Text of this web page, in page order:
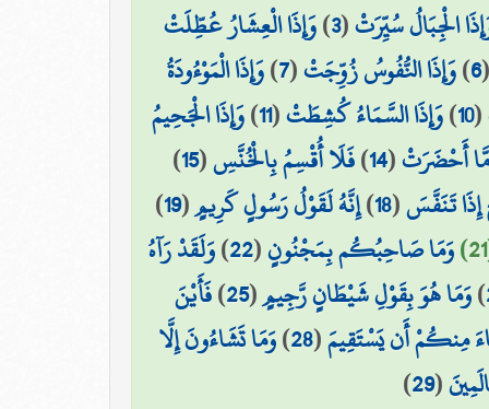
الْجِبَالُ سُيِّرَتْ(
3
)وَإِذَا الْعِشَارُ عُطِّلَتْ
6
)وَإِذَا النُّفُوسُ زُوِّجَتْ(
7
)وَإِذَا الْمَوْءُودَةُ
(
10
)وَإِذَا السَّمَاءُ كُشِطَتْ(
11
)وَإِذَا الْجَحِيمُ
أَحْضَرَتْ(
14
)فَلَا أُقْسِمُ بِالْخُنَّسِ(
15
)
تَنَفَّسَ(
18
)إِنَّهُ لَقَوْلُ رَسُولٍ كَرِيمٍ(
19
)
وَمَا صَاحِبُكُم بِمَجْنُونٍ(
22
)وَلَقَدْ رَآهُ
)وَمَا هُوَ بِقَوْلِ شَيْطَانٍ رَّجِيمٍ(
25
)فَأَيْنَ
مِنكُمْ أَن يَسْتَقِيمَ(
28
)وَمَا تَشَاءُونَ إِلَّا
(
29
)